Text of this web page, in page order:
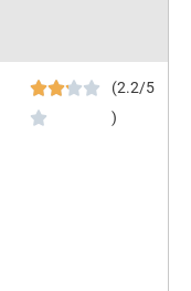
(2.2/5
)